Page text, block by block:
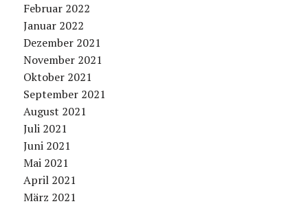
Februar 2022
Januar 2022
Dezember 2021
November 2021
Oktober 2021
September 2021
August 2021
Juli 2021
Juni 2021
Mai 2021
April 2021
März 2021